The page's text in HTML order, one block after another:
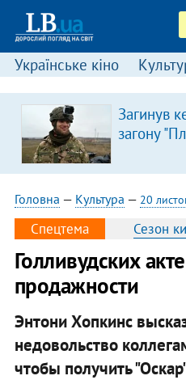
Українське кіно
Загинув
загону
Головна — Культура — 20
Спецтема Сезон
Голливудских
продажности
Энтони Хопкинс
недовольство
чтобы получить